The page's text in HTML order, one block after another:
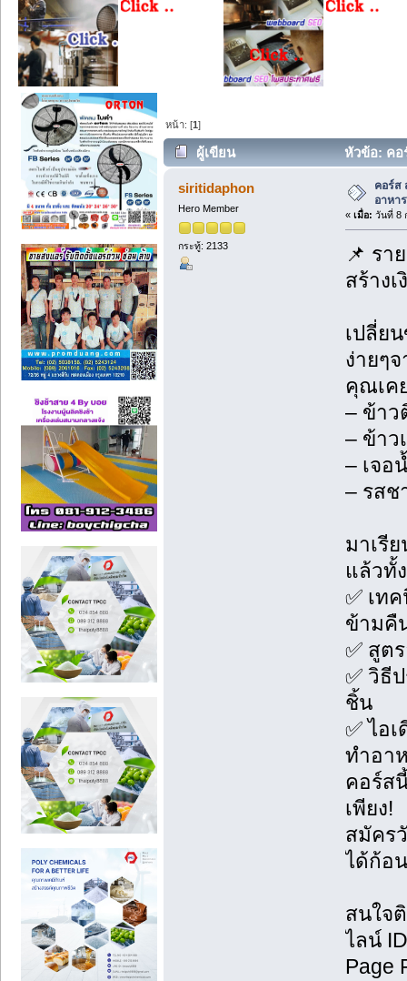
หน้า: [1]
ผู้เขียน
หัวข้อ: คอ
(อ่าน 40 ครั้ง)
siritidaphon
Hero Member
กระทู้: 2133
คอร์ส
อาหา
« เมื่อ: วันที่ 8
📌 รา
สร้างเ
เปลี่ย
ง่ายๆ
คุณเค
– ข้าว
– ข้าว
– เจอ
– รสช
มาเรี
แล้วทั้
✅ เท
ข้ามคื
✅ สูต
✅ วิธี
ชิ้น
✅ ไอ
ทำอา
คอร์ส
เพียง!
สมัคร
ได้ก้อ
สนใจ
ไลน์
Page